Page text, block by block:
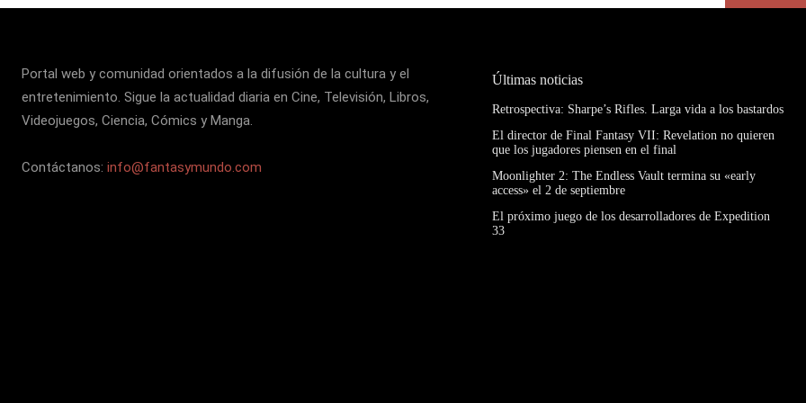
Portal web y comunidad orientados a la difusión de la cultura y el
entretenimiento. Sigue la actualidad diaria en Cine, Televisión, Libros,
Videojuegos, Ciencia, Cómics y Manga.
Contáctanos: info@fantasymundo.com
Últimas noticias
Retrospectiva: Sharpe’s Rifles. Larga vida a los bastardos
El director de Final Fantasy VII: Revelation no quieren
que los jugadores piensen en el final
Moonlighter 2: The Endless Vault termina su «early
access» el 2 de septiembre
El próximo juego de los desarrolladores de Expedition
33